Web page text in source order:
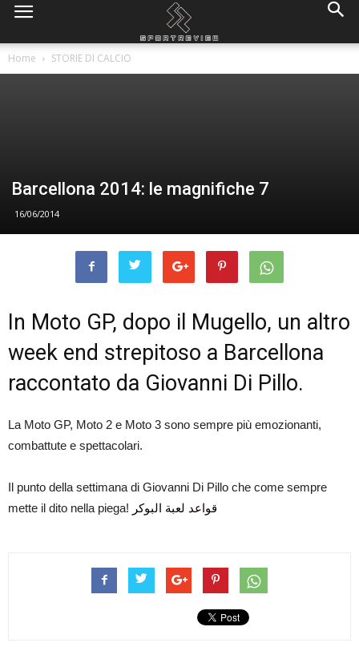
Home STORIE DI CALCIO
Barcellona 2014: le magnifiche 7
16/06/2014
In Moto GP, dopo il Mugello, un altro
week end strepitoso a Barcellona
raccontato da Giovanni Di Pillo.
La Moto GP, Moto 2 e Moto 3 sono sempre più emozionanti,
combattute e spettacolari.
Il punto della settimana di Giovanni Di Pillo che come sempre
mette il dito nella piega! قواعد لعبة البوكر